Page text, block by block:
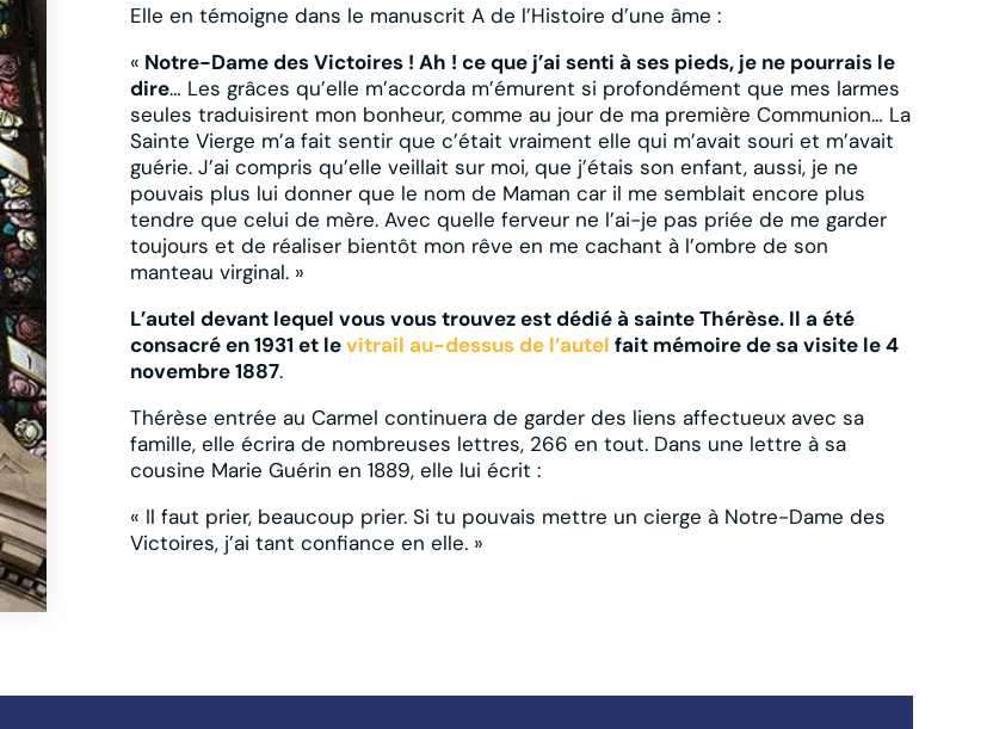
Elle en témoigne dans le manuscrit A de l’Histoire d’une âme :
« Notre-Dame des Victoires ! Ah ! ce que j’ai senti à ses pieds, je ne pourrais le
dire… Les grâces qu’elle m’accorda m’émurent si profondément que mes larmes
seules traduisirent mon bonheur, comme au jour de ma première Communion… La
Sainte Vierge m’a fait sentir que c’était vraiment elle qui m’avait souri et m’avait
guérie. J’ai compris qu’elle veillait sur moi, que j’étais son enfant, aussi, je ne
pouvais plus lui donner que le nom de Maman car il me semblait encore plus
tendre que celui de mère. Avec quelle ferveur ne l’ai-je pas priée de me garder
toujours et de réaliser bientôt mon rêve en me cachant à l’ombre de son
manteau virginal. »
L’autel devant lequel vous vous trouvez est dédié à sainte Thérèse. Il a été
consacré en 1931 et levitrail au-dessus de l’autel fait mémoire de sa visite le 4
novembre 1887.
Thérèse entrée au Carmel continuera de garder des liens affectueux avec sa
famille, elle écrira de nombreuses lettres, 266 en tout. Dans une lettre à sa
cousine Marie Guérin en 1889, elle lui écrit :
« Il faut prier, beaucoup prier. Si tu pouvais mettre un cierge à Notre-Dame des
Victoires, j’ai tant confiance en elle. »